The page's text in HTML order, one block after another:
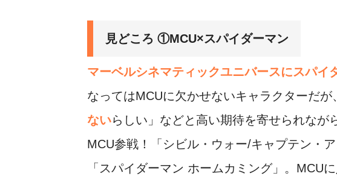
見どころ ①MCU×スパイダーマン
マーベルシネマティックユニバースにスパイ
なってはMCUに欠かせないキャラクターだ
ないらしい」などと高い期待を寄せられな
MCU参戦！「シビル・ウォー/キャプテン・
「スパイダーマン ホームカミング」。MCU